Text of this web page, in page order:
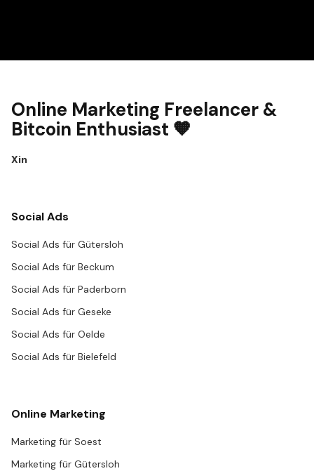
Online Marketing Freelancer &
Bitcoin Enthusiast 🧡
Xin
Social Ads
Social Ads für Gütersloh
Social Ads für Beckum
Social Ads für Paderborn
Social Ads für Geseke
Social Ads für Oelde
Social Ads für Bielefeld
Online Marketing
Marketing für Soest
Marketing für Gütersloh